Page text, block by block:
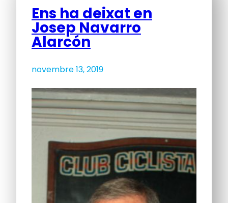
Ens ha deixat en
Josep Navarro
Alarcón
novembre 13, 2019